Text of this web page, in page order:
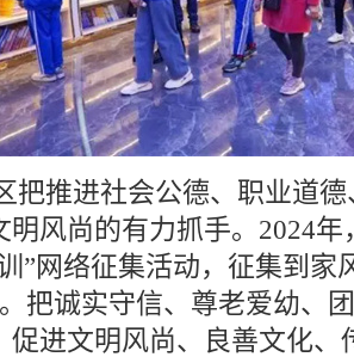
把推进社会公德、职业道
明风尚的有力抓手。2024
”网络征集活动，征集到家
把诚实守信、尊老爱幼、
促进文明风尚、良善文化、